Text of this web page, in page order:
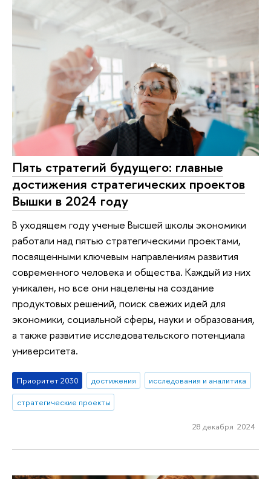
Пять стратегий будущего: главные
достижения стратегических проектов
Вышки в 2024 году
В уходящем году ученые Высшей школы экономики
работали над пятью стратегическими проектами,
посвященными ключевым направлениям развития
современного человека и общества. Каждый из них
уникален, но все они нацелены на создание
продуктовых решений, поиск свежих идей для
экономики, социальной сферы, науки и образования,
а также развитие исследовательского потенциала
университета.
Приоритет 2030 достижения
исследования и аналитика
стратегические проекты
28 декабря 2024